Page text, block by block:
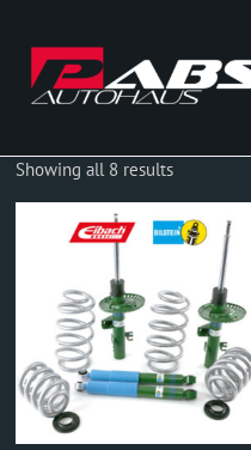
contentAutohaus
Pabst
Ihr
Autohändler
in
Mecklenburg
Vorpommern
Showing all 8 results